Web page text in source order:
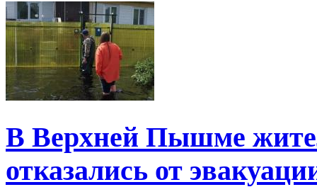
В Верхней Пышме
отказались от